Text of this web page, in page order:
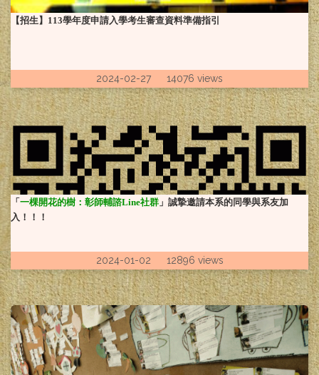
【招生】113學年度申請入學考生審查資料準備指引
2024-02-27 14076 views
「 一棵開花的樹：彰師輔諮Line社群 」誠摯邀請本系的同學與系友加
入！！！
2024-01-02 12896 views